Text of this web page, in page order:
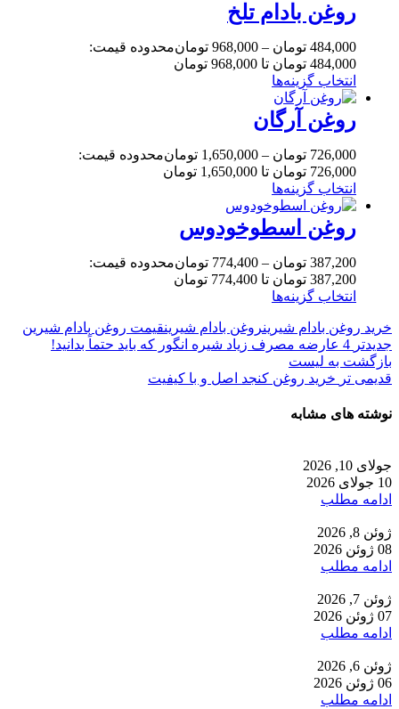
روغن بادام تلخ
484,000 تومان –
968,000 تومانمحدوده قیمت:
484,000 تومان تا 968,000 تومان
انتخاب گزینه‌ها
روغن آرگان
726,000 تومان –
1,650,000 تومانمحدوده قیمت:
726,000 تومان تا 1,650,000 تومان
انتخاب گزینه‌ها
روغن اسطوخودوس
387,200 تومان –
774,400 تومانمحدوده قیمت:
387,200 تومان تا 774,400 تومان
انتخاب گزینه‌ها
خرید روغن بادام شیرینروغن بادام شیرینقیمت روغن بادام شیرین
جدیدتر 4 عارضه مصرف زیاد شیره انگور که باید حتماً بدانید!
بازگشت به لیست
قدیمی تر خرید روغن کنجد اصل و با کیفیت
نوشته های مشابه
جولای 10, 2026
10 جولای 2026
ادامه مطلب
ژوئن 8, 2026
08 ژوئن 2026
ادامه مطلب
ژوئن 7, 2026
07 ژوئن 2026
ادامه مطلب
ژوئن 6, 2026
06 ژوئن 2026
ادامه مطلب